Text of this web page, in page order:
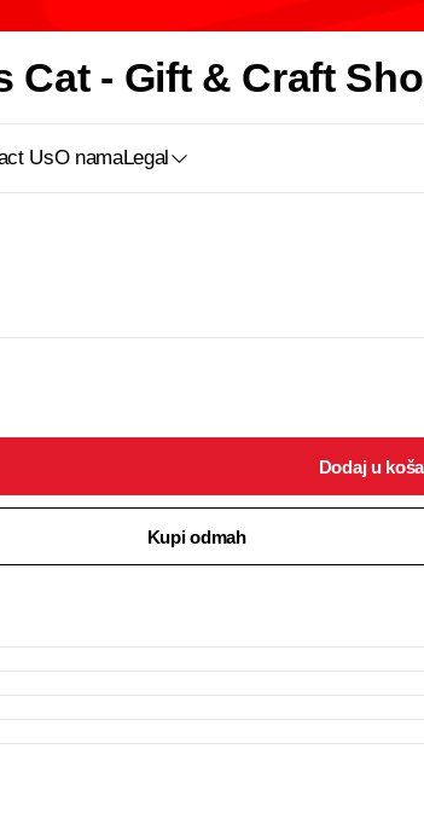
Cat - Gift & Craft
UsO namaLegal
Dodaj u
Kupi odmah